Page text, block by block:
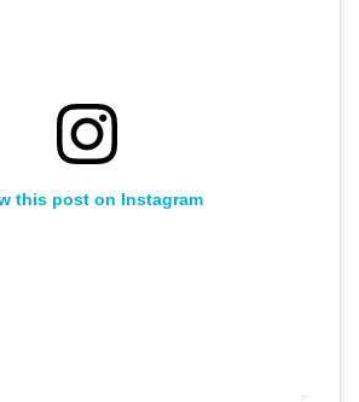
this post on Instagram